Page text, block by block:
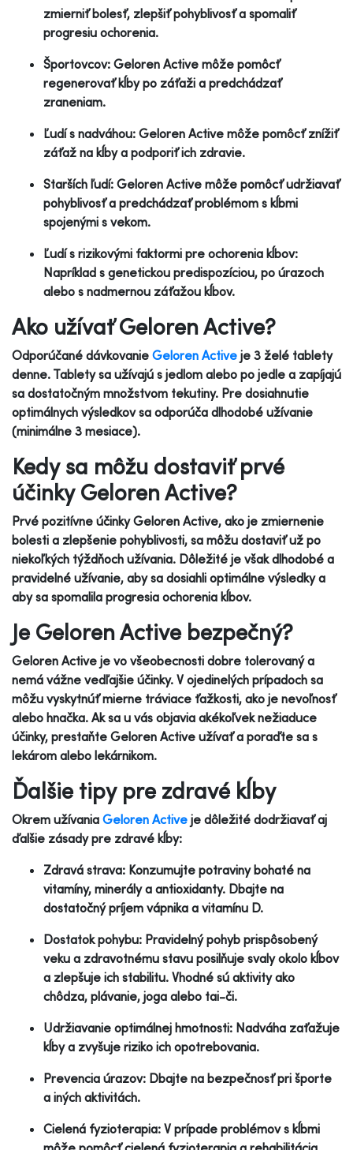
zmierniť bolesť, zlepšiť pohyblivosť a spomaliť
progresiu ochorenia.
Športovcov: Geloren Active môže pomôcť
regenerovať kĺby po záťaži a predchádzať
zraneniam.
Ľudí s nadváhou: Geloren Active môže pomôcť znížiť
záťaž na kĺby a podporiť ich zdravie.
Starších ľudí: Geloren Active môže pomôcť udržiavať
pohyblivosť a predchádzať problémom s kĺbmi
spojenými s vekom.
Ľudí s rizikovými faktormi pre ochorenia kĺbov:
Napríklad s genetickou predispozíciou, po úrazoch
alebo s nadmernou záťažou kĺbov.
Ako užívať Geloren Active?
Odporúčané dávkovanie Geloren Active je 3 želé tablety
denne. Tablety sa užívajú s jedlom alebo po jedle a zapíjajú
sa dostatočným množstvom tekutiny. Pre dosiahnutie
optimálnych výsledkov sa odporúča dlhodobé užívanie
(minimálne 3 mesiace).
Kedy sa môžu dostaviť prvé
účinky Geloren Active?
Prvé pozitívne účinky Geloren Active, ako je zmiernenie
bolesti a zlepšenie pohyblivosti, sa môžu dostaviť už po
niekoľkých týždňoch užívania. Dôležité je však dlhodobé a
pravidelné užívanie, aby sa dosiahli optimálne výsledky a
aby sa spomalila progresia ochorenia kĺbov.
Je Geloren Active bezpečný?
Geloren Active je vo všeobecnosti dobre tolerovaný a
nemá vážne vedľajšie účinky. V ojedinelých prípadoch sa
môžu vyskytnúť mierne tráviace ťažkosti, ako je nevoľnosť
alebo hnačka. Ak sa u vás objavia akékoľvek nežiaduce
účinky, prestaňte Geloren Active užívať a poraďte sa s
lekárom alebo lekárnikom.
Ďalšie tipy pre zdravé kĺby
Okrem užívania Geloren Active je dôležité dodržiavať aj
ďalšie zásady pre zdravé kĺby:
Zdravá strava: Konzumujte potraviny bohaté na
vitamíny, minerály a antioxidanty. Dbajte na
dostatočný príjem vápnika a vitamínu D.
Dostatok pohybu: Pravidelný pohyb prispôsobený
veku a zdravotnému stavu posilňuje svaly okolo kĺbov
a zlepšuje ich stabilitu. Vhodné sú aktivity ako
chôdza, plávanie, joga alebo tai-či.
Udržiavanie optimálnej hmotnosti: Nadváha zaťažuje
kĺby a zvyšuje riziko ich opotrebovania.
Prevencia úrazov: Dbajte na bezpečnosť pri športe
a iných aktivitách.
Cielená fyzioterapia: V prípade problémov s kĺbmi